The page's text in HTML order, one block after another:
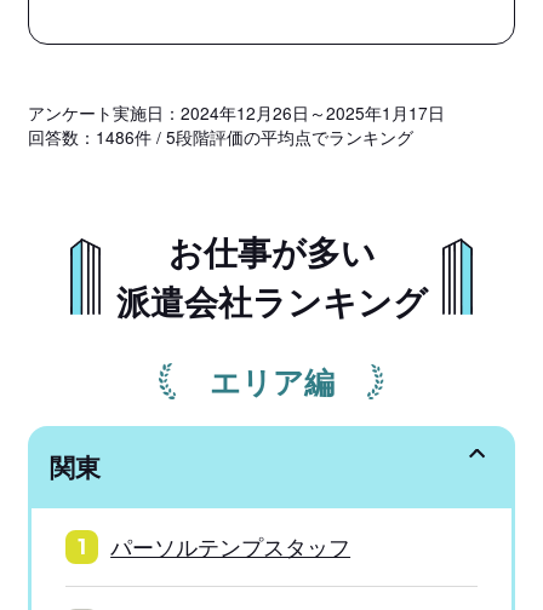
アンケート実施日：2024年12月26日～2025年1月17日
回答数：1486件 / 5段階評価の平均点でランキング
お仕事が多い
派遣会社ランキング
エリア編
関東
1 パーソルテンプスタッフ